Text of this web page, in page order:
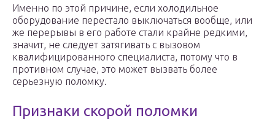
Именно по этой причине, если холодильное
оборудование перестало выключаться вообще, или
же перерывы в его работе стали крайне редкими,
значит, не следует затягивать с вызовом
квалифицированного специалиста, потому что в
противном случае, это может вызвать более
серьезную поломку.
Признаки скорой поломки